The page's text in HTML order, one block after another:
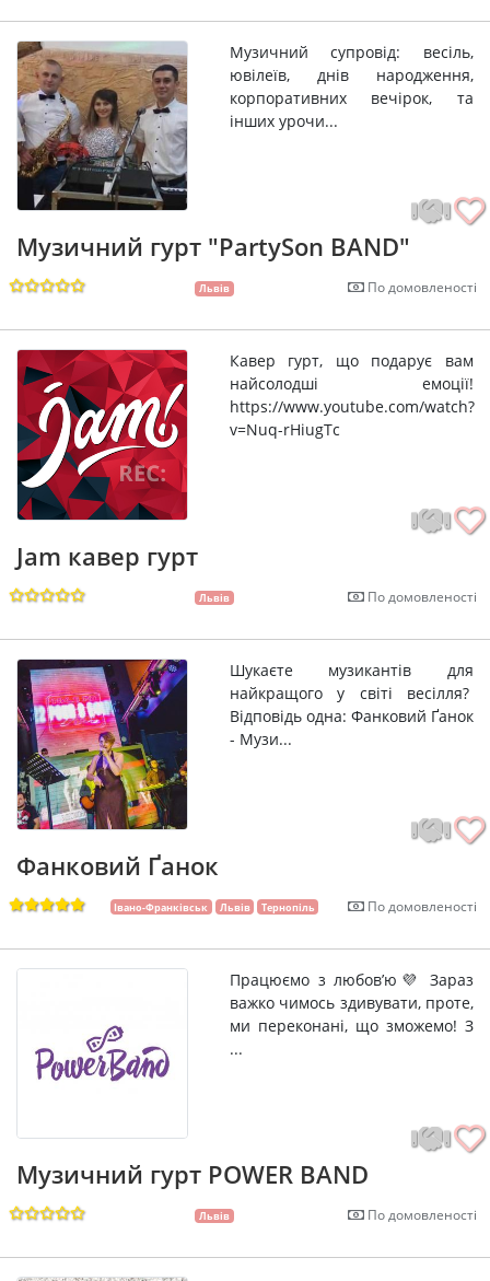
Музичний супровід: весіль,
ювілеїв, днів народження,
корпоративних вечірок, та
інших урочи...
Музичний гурт "PartySon BAND"
Львів По домовленості
Кавер гурт, що подарує вам
найсолодші емоції!
https://www.youtube.com/watch?
v=Nuq-rHiugTc
Jam кавер гурт
Львів По домовленості
Шукаєте музикантів для
найкращого у світі весілля?
Відповідь одна: Фанковий Ґанок
- Музи...
Фанковий Ґанок
Івано-Франківськ Львів Тернопіль По домовленості
Працюємо з любов’ю💜 Зараз
важко чимось здивувати, проте,
ми переконані, що зможемо! З
...
Музичний гурт POWER BAND
Львів По домовленості